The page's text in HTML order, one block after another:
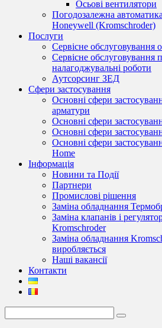
Осьові вентилятори
Погодозалежна
Honeywell (Kromschroder)
Послуги
Сервісне обслуговування
Сервісне обслуговування
налагоджувальні роботи
Аутсорсинг ЗЕД
Сфери застосування
Основні сфери
арматури
Основні сфери
Основні сфери
Основні сфери
Home
Інформація
Новини та Події
Партнери
Промислові рішення
Заміна обладнання
Заміна клапанів і
Kromschroder
Заміна обладнання
виробляється
Наші вакансії
Контакти